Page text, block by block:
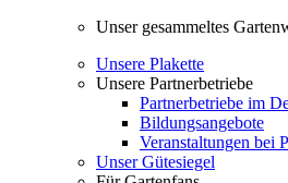
Unser gesammeltes
Unsere Plakette
Unsere Partnerbetriebe
Partnerbetriebe im
Bildungsangebote
Veranstaltungen bei
Unser Gütesiegel